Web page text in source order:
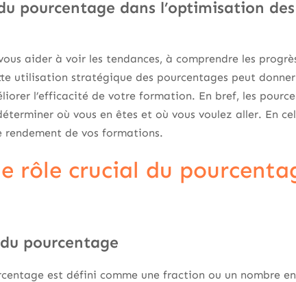
pourcentage dans l’optimisation
aider à voir les tendances, à comprendre les
utilisation stratégique des pourcentages peut
l’efficacité de votre formation. En bref, les
où vous en êtes et où vous voulez aller. En
de vos formations.
rôle crucial du
pourcentage
est défini comme une fraction ou un nombre